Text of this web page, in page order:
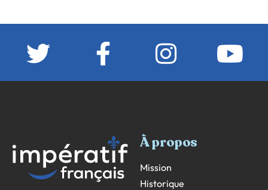
À propos
Mission
Historique